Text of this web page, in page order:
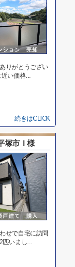
りがとうござい
い価格...
続きはCLICK
市Ｉ様
せで自宅に訪問
匹いまし...